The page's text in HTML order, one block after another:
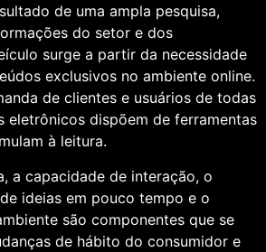
de uma ampla pesquisa,
do setor e dos
surge a partir da necessidade
exclusivos no ambiente online.
de clientes e usuários de todas
eletrônicos dispõem de ferramentas
à leitura.
a capacidade de interação, o
ideias em pouco tempo e o
são componentes que se
de hábito do consumidor e